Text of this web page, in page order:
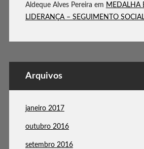
Aldeque Alves Pereira em MEDALHA
LIDERANÇA – SEGUIMENTO
Arquivos
janeiro 2017
outubro 2016
setembro 2016